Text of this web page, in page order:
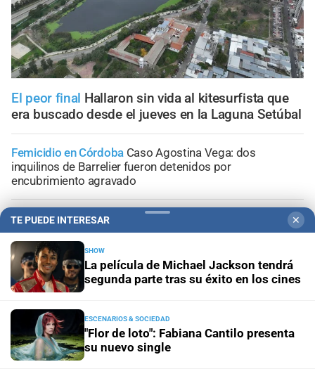
El peor final Hallaron sin vida al kitesurfista que
era buscado desde el jueves en la Laguna Setúbal
Femicidio en Córdoba Caso Agostina Vega: dos
inquilinos de Barrelier fueron detenidos por
encubrimiento agravado
Tribunales de Santa Fe
Caso Jeremías Monzón: nueva
imputación para la menor involucrada en el crimen
Conferencia de prensaLa causa por el geriátrico
incendiado podría extenderse a otros establecimientos
El cuidador recuperó la libertadLa Fiscalía atribuyó el
abandono de personas a la dueña del asilo clandestino
de Santa Fe
TE PUEDE INTERESAR ✕
SHOW
La película de Michael Jackson tendrá
segunda parte tras su éxito en los cines
ESCENARIOS & SOCIEDAD
"Flor de loto": Fabiana Cantilo presenta
su nuevo single